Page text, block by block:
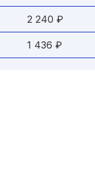
2 240 ₽
1 436 ₽